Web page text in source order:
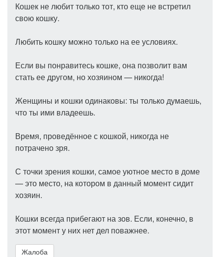
Кошек не любит только тот, кто еще не встретил
свою кошку.
Любить кошку можно только на ее условиях.
Если вы понравитесь кошке, она позволит вам
стать ее другом, но хозяином — никогда!
Женщины и кошки одинаковы: ты только думаешь,
что ты ими владеешь.
Время, проведённое с кошкой, никогда не
потрачено зря.
С точки зрения кошки, самое уютное место в доме
— это место, на котором в данный момент сидит
хозяин.
Кошки всегда прибегают на зов. Если, конечно, в
этот момент у них нет дел поважнее.
Жалоба